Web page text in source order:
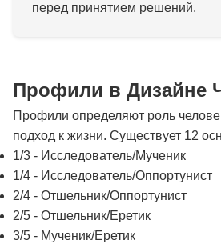
перед принятием решений.
Профили в Дизайне
Профили определяют роль
подход к жизни. Существует 12
1/3 - Исследователь/Мученик
1/4 - Исследователь/Оппортунист
2/4 - Отшельник/Оппортунист
2/5 - Отшельник/Еретик
3/5 - Мученик/Еретик